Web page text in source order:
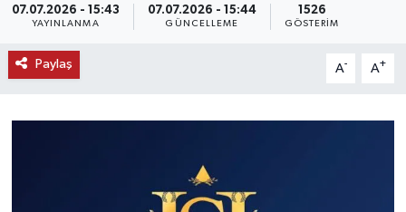
07.07.2026 - 15:43
YAYINLANMA
07.07.2026 - 15:44
GÜNCELLEME
1526
GÖSTERIM
Paylaş A- A+
GÜNDEM